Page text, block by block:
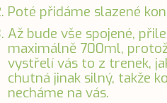
Poté přidáme slazené
Až bude vše spojené,
maximálně 700ml,
vystřelí vás to z trenek,
chutná jinak silný, takže
necháme na vás.